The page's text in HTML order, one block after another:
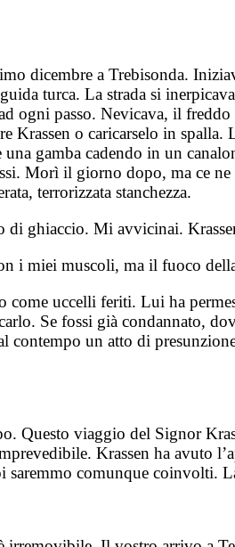
dicembre a Trebisonda.
turca. La strada si
ogni passo. Nevicava, il
o caricarselo in spalla.
gamba cadendo in un
Morì il giorno dopo, ma ce
terrorizzata stanchezza.
di ghiaccio. Mi avvicinai.
i miei muscoli, ma il fuoco
uccelli feriti. Lui ha
Se fossi già condannato,
un atto di
Questo viaggio del Signor
Krassen ha avuto
comunque coinvolti.